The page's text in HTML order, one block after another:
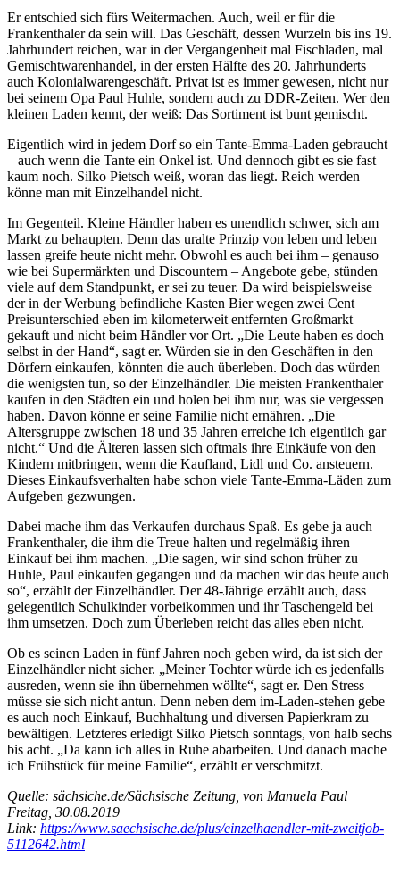
Er entschied sich fürs Weitermachen. Auch, weil er für die
Frankenthaler da sein will. Das Geschäft, dessen Wurzeln bis ins 19.
Jahrhundert reichen, war in der Vergangenheit mal Fischladen, mal
Gemischtwarenhandel, in der ersten Hälfte des 20. Jahrhunderts
auch Kolonialwarengeschäft. Privat ist es immer gewesen, nicht nur
bei seinem Opa Paul Huhle, sondern auch zu DDR-Zeiten. Wer den
kleinen Laden kennt, der weiß: Das Sortiment ist bunt gemischt.
Eigentlich wird in jedem Dorf so ein Tante-Emma-Laden gebraucht
– auch wenn die Tante ein Onkel ist. Und dennoch gibt es sie fast
kaum noch. Silko Pietsch weiß, woran das liegt. Reich werden
könne man mit Einzelhandel nicht.
Im Gegenteil. Kleine Händler haben es unendlich schwer, sich am
Markt zu behaupten. Denn das uralte Prinzip von leben und leben
lassen greife heute nicht mehr. Obwohl es auch bei ihm – genauso
wie bei Supermärkten und Discountern – Angebote gebe, stünden
viele auf dem Standpunkt, er sei zu teuer. Da wird beispielsweise
der in der Werbung befindliche Kasten Bier wegen zwei Cent
Preisunterschied eben im kilometerweit entfernten Großmarkt
gekauft und nicht beim Händler vor Ort. „Die Leute haben es doch
selbst in der Hand“, sagt er. Würden sie in den Geschäften in den
Dörfern einkaufen, könnten die auch überleben. Doch das würden
die wenigsten tun, so der Einzelhändler. Die meisten Frankenthaler
kaufen in den Städten ein und holen bei ihm nur, was sie vergessen
haben. Davon könne er seine Familie nicht ernähren. „Die
Altersgruppe zwischen 18 und 35 Jahren erreiche ich eigentlich gar
nicht.“ Und die Älteren lassen sich oftmals ihre Einkäufe von den
Kindern mitbringen, wenn die Kaufland, Lidl und Co. ansteuern.
Dieses Einkaufsverhalten habe schon viele Tante-Emma-Läden zum
Aufgeben gezwungen.
Dabei mache ihm das Verkaufen durchaus Spaß. Es gebe ja auch
Frankenthaler, die ihm die Treue halten und regelmäßig ihren
Einkauf bei ihm machen. „Die sagen, wir sind schon früher zu
Huhle, Paul einkaufen gegangen und da machen wir das heute auch
so“, erzählt der Einzelhändler. Der 48-Jährige erzählt auch, dass
gelegentlich Schulkinder vorbeikommen und ihr Taschengeld bei
ihm umsetzen. Doch zum Überleben reicht das alles eben nicht.
Ob es seinen Laden in fünf Jahren noch geben wird, da ist sich der
Einzelhändler nicht sicher. „Meiner Tochter würde ich es jedenfalls
ausreden, wenn sie ihn übernehmen wöllte“, sagt er. Den Stress
müsse sie sich nicht antun. Denn neben dem im-Laden-stehen gebe
es auch noch Einkauf, Buchhaltung und diversen Papierkram zu
bewältigen. Letzteres erledigt Silko Pietsch sonntags, von halb sechs
bis acht. „Da kann ich alles in Ruhe abarbeiten. Und danach mache
ich Frühstück für meine Familie“, erzählt er verschmitzt.
Quelle: sächsiche.de/Sächsische Zeitung, von Manuela Paul
Freitag, 30.08.2019
Link: https://www.saechsische.de/plus/einzelhaendler-mit-zweitjob-
5112642.html